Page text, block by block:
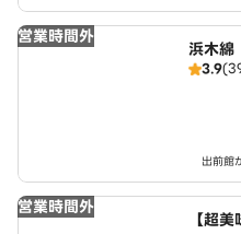
営業時間外
浜木
3.9
出前館
営業時間外
【超